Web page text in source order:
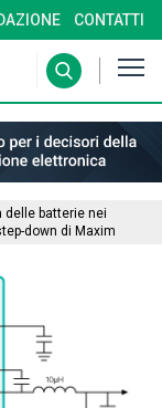
CONTATTI
delle batterie nei
down di Maxim